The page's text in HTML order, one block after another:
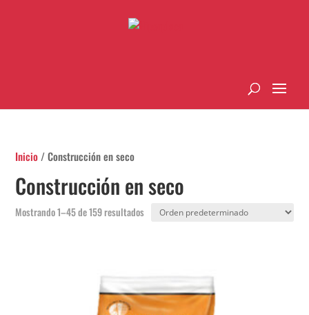
Inicio / Construcción en seco
Construcción en seco
Mostrando 1–45 de 159 resultados